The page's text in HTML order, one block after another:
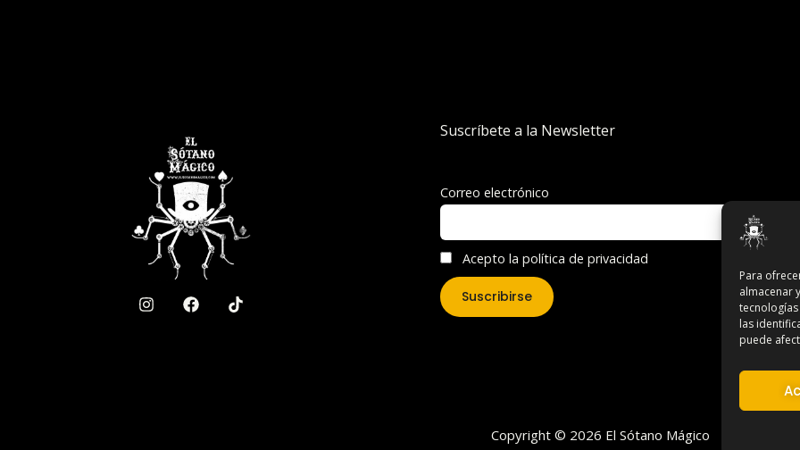
Para
almacenar
las
puede
Suscríbete a la Newsletter
Correo electrónico
Acepto la política de privacidad
Copyright © 2026 El Sótano Mágico